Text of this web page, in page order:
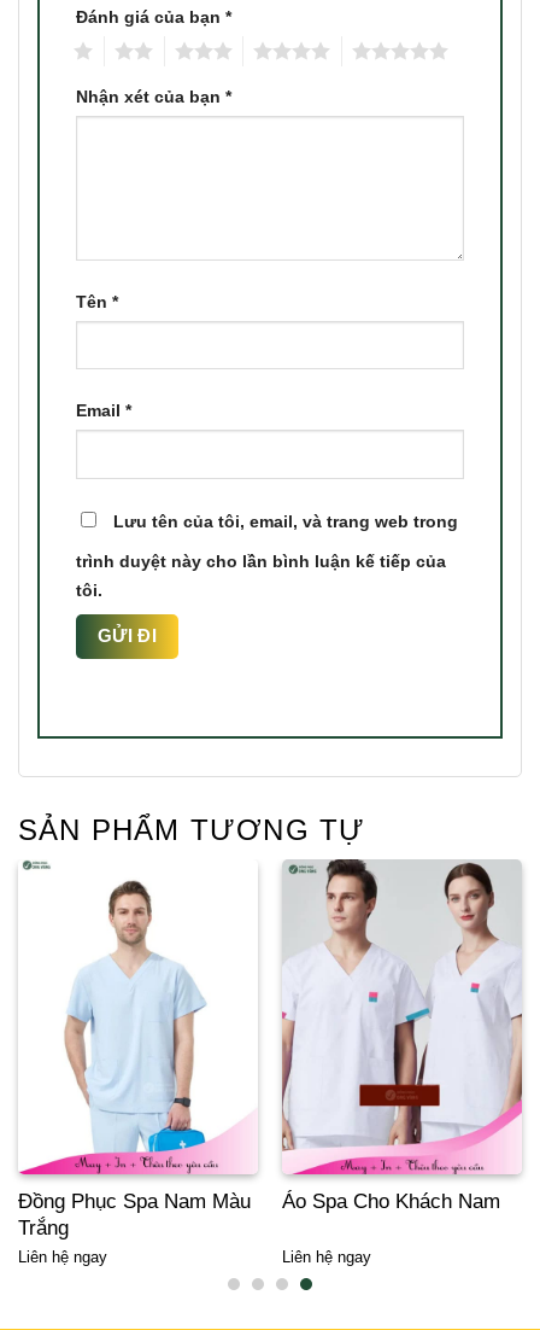
Đánh giá của bạn *
Nhận xét của bạn *
Tên *
Email *
Lưu tên của tôi, email, và trang web trong
trình duyệt này cho lần bình luận kế tiếp của
tôi.
SẢN PHẨM TƯƠNG TỰ
Áo Spa Cho Khách Nam
Liên hệ ngay
Đồng Phục Spa Nam Màu
Trắng
Liên hệ ngay